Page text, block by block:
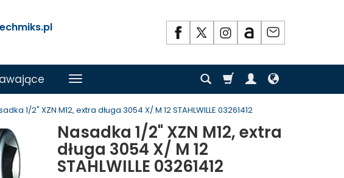
1/2" XZN M12, extra długa 3054 X/ M 12 STAHLWILLE 03261412
Nasadka 1/2" XZN M12, extra
długa 3054 X/ M 12
STAHLWILLE 03261412